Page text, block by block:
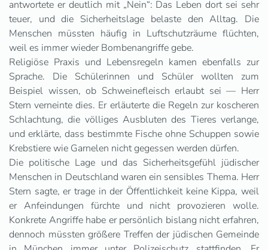
antwortete er deutlich mit „Nein“: Das Leben dort sei sehr
teuer, und die Sicherheitslage belaste den Alltag. Die
Menschen müssten häufig in Luftschutzräume flüchten,
weil es immer wieder Bombenangriffe gebe.
Religiöse Praxis und Lebensregeln kamen ebenfalls zur
Sprache. Die Schülerinnen und Schüler wollten zum
Beispiel wissen, ob Schweinefleisch erlaubt sei — Herr
Stern verneinte dies. Er erläuterte die Regeln zur koscheren
Schlachtung, die völliges Ausbluten des Tieres verlange,
und erklärte, dass bestimmte Fische ohne Schuppen sowie
Krebstiere wie Garnelen nicht gegessen werden dürfen.
Die politische Lage und das Sicherheitsgefühl jüdischer
Menschen in Deutschland waren ein sensibles Thema. Herr
Stern sagte, er trage in der Öffentlichkeit keine Kippa, weil
er Anfeindungen fürchte und nicht provozieren wolle.
Konkrete Angriffe habe er persönlich bislang nicht erfahren,
dennoch müssten größere Treffen der jüdischen Gemeinde